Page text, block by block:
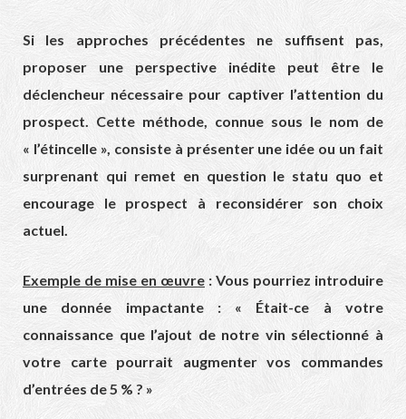
Si les approches précédentes ne suffisent pas,
proposer une perspective inédite peut être le
déclencheur nécessaire pour captiver l’attention du
prospect. Cette méthode, connue sous le nom de
« l’étincelle », consiste à présenter une idée ou un fait
surprenant qui remet en question le statu quo et
encourage le prospect à reconsidérer son choix
actuel.
Exemple de mise en œuvre : Vous pourriez introduire
une donnée impactante : « Était-ce à votre
connaissance que l’ajout de notre vin sélectionné à
votre carte pourrait augmenter vos commandes
d’entrées de 5 % ? »